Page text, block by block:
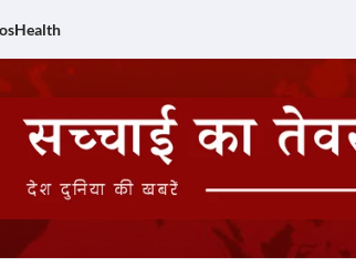
Health